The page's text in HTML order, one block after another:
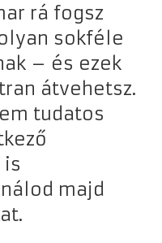
rá fogsz
sokféle
– és ezek
átvehetsz.
tudatos
is
majd